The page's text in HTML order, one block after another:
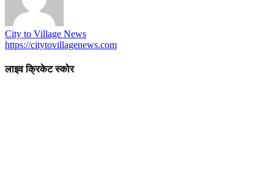
City to Village News
https://citytovillagenews.com
लाइव क्रिकेट स्कोर